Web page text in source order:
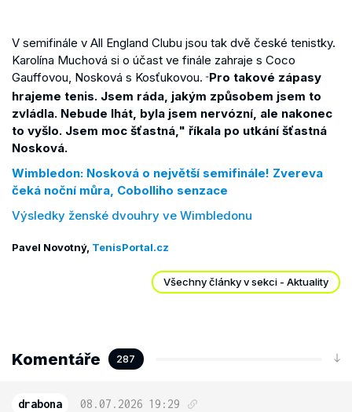
V semifinále v All England Clubu jsou tak dvě české tenistky.
Karolína Muchová si o účast ve finále zahraje s Coco
Gauffovou, Nosková s Kosťukovou. "Pro takové zápasy
hrajeme tenis. Jsem ráda, jakým způsobem jsem to
zvládla. Nebude lhát, byla jsem nervózní, ale nakonec
to vyšlo. Jsem moc šťastná," říkala po utkání šťastná
Nosková.
Wimbledon: Nosková o největší semifinále! Zvereva
čeká noční můra, Cobolliho senzace
Výsledky ženské dvouhry ve Wimbledonu
Pavel Novotný, TenisPortal.cz
Všechny články v sekci - Aktuality
Komentáře 287
drabona 08.07.2026 19:29